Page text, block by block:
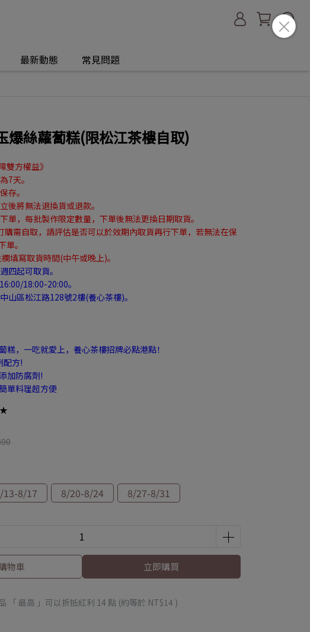
最新動態 常見問題
爆絲蘿蔔糕(限松江茶樓自取)
雙方權益》
7天。
存。
後將無法退換貨或退款。
單，每批製作限定數量，下單後無法更換日期取貨。
需自取，請評估是否可以於效期內取貨再行下單，若無法在保
。
填寫取貨時間(中午或晚上)。
四起可取貨。
18:00-20:00。
山區松江路128號2樓(養心茶樓)。
糕，一吃就愛上，養心茶樓招牌必點港點！
配方!
加防腐劑!
單料理超方便
★
13-8/17 8/20-8/24 8/27-8/31
物車 立即購買
「 最高 」可以折抵紅利 14 點 (約等於 NT$14 )